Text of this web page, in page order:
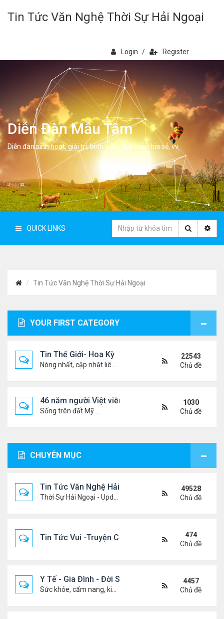
Tin Tức Văn Nghệ Thời Sự Hải Ngoại
Login / Register
Diễn Đàn Mẫu Tâm
Diễn đàn sinh hoạt, giải trí, bình luân, học hỏi, chia sẻ, vv.
QUICK LINKS
Tin Tức Văn Nghệ Thời Sự Hải Ngoại
YOUR FIRST CATEGORY
Tin Thế Giới- Hoa Kỳ
22543
Chủ đề
46 năm người Việt viễn xứ
Sống trên đất Mỹ ....
1030
Chủ đề
CHUYÊN MỤC
Tin Tức Văn Nghệ Hải Ngoại
49528
Chủ đề
Tin Tức Vui -Truyện Cười- Video Hài
474
Chủ đề
Y Tế - Gia Đình - Đời Sống
4457
Chủ đề